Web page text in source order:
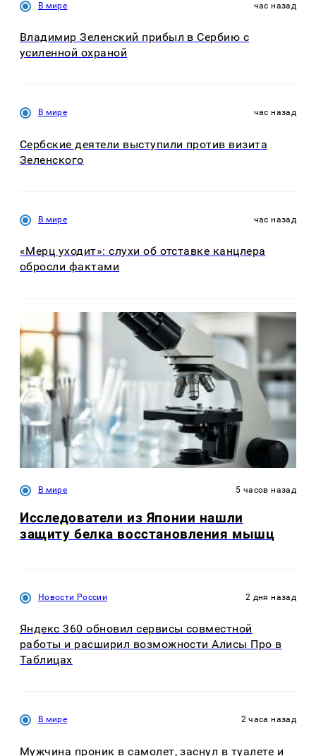
В мире час назад
Владимир Зеленский прибыл в Сербию с
усиленной охраной
В мире час назад
Сербские деятели выступили против визита
Зеленского
В мире час назад
«Мерц уходит»: слухи об отставке канцлера
обросли фактами
В мире 5 часов назад
Исследователи из Японии нашли
защиту белка восстановления мышц
Новости России 2 дня назад
Яндекс 360 обновил сервисы совместной
работы и расширил возможности Алисы Про в
Таблицах
В мире 2 часа назад
Мужчина проник в самолет, заснул в туалете и